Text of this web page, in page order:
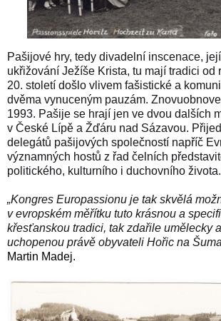
Pašijové hry, tedy divadelní inscenace,
ukřižování Ježíše Krista, tu mají tradici od
20. století došlo vlivem fašistické a
dvěma vynuceným pauzám.
1993. Pašije se hrají jen ve dvou dalších
v České Lípě a Žďáru nad Sázavou.
delegátů pašijových společností napříč
významných hostů z řad čelních
politického, kulturního i duchovního života.
„Kongres Europassionu je tak skvělá
v evropském měřítku tuto krásnou a
křesťanskou tradici, tak zdařile umělecky
uchopenou právě obyvateli Hořic na
Martin Madej.